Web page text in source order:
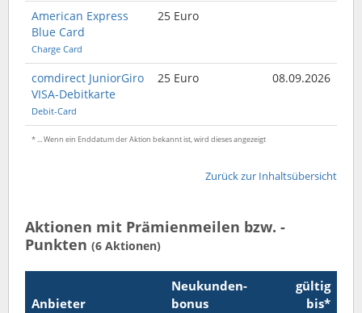
American Express
Blue Card
Charge Card
25 Euro
comdirect JuniorGiro
VISA-Debitkarte
Debit-Card
25 Euro 08.09.2026
* ... Wenn ein Enddatum der Aktion bekannt ist, wird dieses angezeigt
Zurück zur Inhaltsübersicht
Aktionen mit Prämienmeilen bzw. -
Punkten (6 Aktionen)
Anbieter
Neukunden­
bonus
gültig
bis*